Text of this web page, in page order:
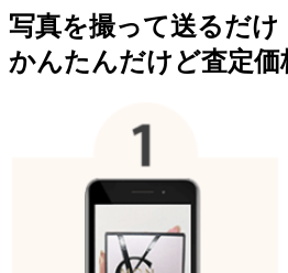
写真を撮って送るだけ
かんたんだけど査定価